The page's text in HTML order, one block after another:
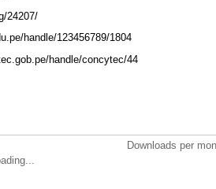
24207/
handle/123456789/1804
handle/concytec/44
Downloads per